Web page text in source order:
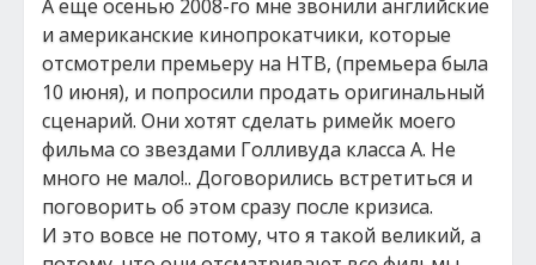
А еще осенью 2008-го мне звонили английские
и американские кинопрокатчики, которые
отсмотрели премьеру на НТВ, (премьера была
10 июня), и попросили продать оригинальный
сценарий. Они хотят сделать римейк моего
фильма со звездами Голливуда класса А. Не
много не мало!.. Договорились встретиться и
поговорить об этом сразу после кризиса.
И это вовсе не потому, что я такой великий, а